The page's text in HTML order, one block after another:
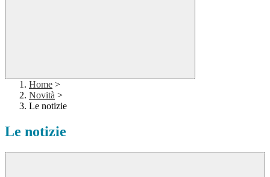
Home >
Novità >
Le notizie
Le notizie